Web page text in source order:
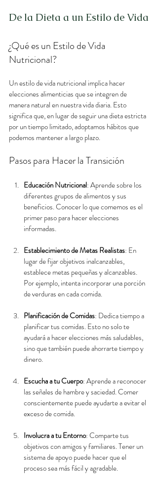
De la Dieta a un Estilo de Vida
¿Qué es un Estilo de Vida
Nutricional?
Un estilo de vida nutricional implica hacer
elecciones alimenticias que se integren de
manera natural en nuestra vida diaria. Esto
significa que, en lugar de seguir una dieta estricta
por un tiempo limitado, adoptamos hábitos que
podemos mantener a largo plazo.
Pasos para Hacer la Transición
Educación Nutricional: Aprende sobre los
diferentes grupos de alimentos y sus
beneficios. Conocer lo que comemos es el
primer paso para hacer elecciones
informadas.
Establecimiento de Metas Realistas: En
lugar de fijar objetivos inalcanzables,
establece metas pequeñas y alcanzables.
Por ejemplo, intenta incorporar una porción
de verduras en cada comida.
Planificación de Comidas: Dedica tiempo a
planificar tus comidas. Esto no solo te
ayudará a hacer elecciones más saludables,
sino que también puede ahorrarte tiempo y
dinero.
Escucha a tu Cuerpo: Aprende a reconocer
las señales de hambre y saciedad. Comer
conscientemente puede ayudarte a evitar el
exceso de comida.
Involucra a tu Entorno: Comparte tus
objetivos con amigos y familiares. Tener un
sistema de apoyo puede hacer que el
proceso sea más fácil y agradable.